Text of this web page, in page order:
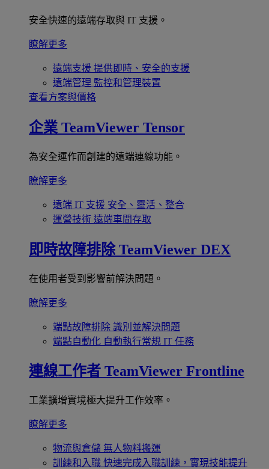
安全快速的遠端存取與 IT 支援。
瞭解更多
遠端支援 提供即時、安全的支援
遠端管理 監控和管理裝置
查看方案與價格
企業 TeamViewer Tensor
為安全運作而創建的遠端連線功能。
瞭解更多
遠端 IT 支援 安全、靈活、整合
運營技術 遠端車間存取
即時故障排除 TeamViewer DEX
在使用者受到影響前解決問題。
瞭解更多
端點故障排除 識別並解決問題
端點自動化 自動執行常規 IT 任務
連線工作者 TeamViewer Frontline
工業擴增實境極大提升工作效率。
瞭解更多
物流與倉儲 無人物料搬運
訓練和入職 快速完成入職訓練，實現技能提升